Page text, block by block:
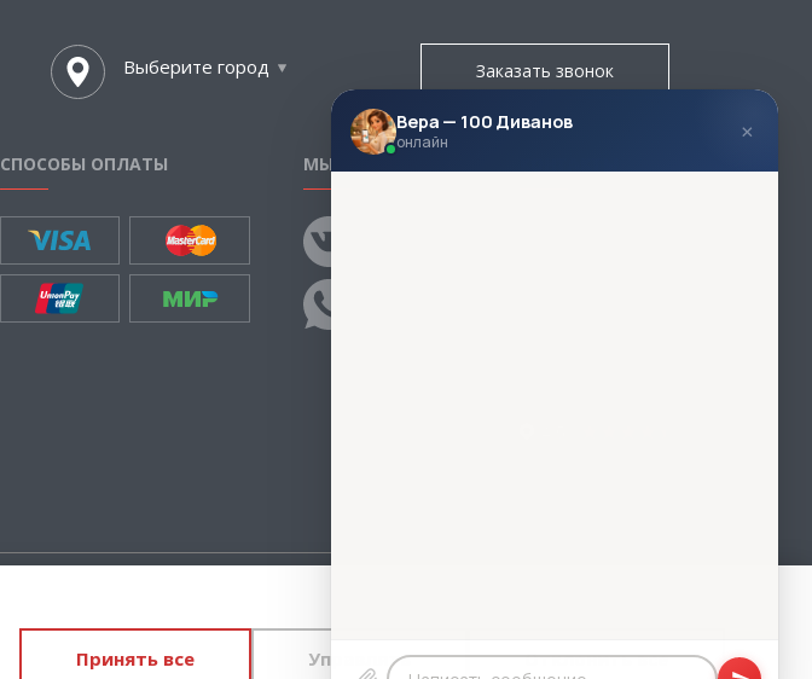
Выберите город Заказать звонок
СПОСОБЫ ОПЛАТЫ МЫ В СОЦСЕТЯХ
материалы, их содержание, качество.
Вы принимаете условияполитики конфиденциальностиипользовательского
Принять все Управлять Отклонить все
Вера — 100 Диванов
онлайн ×